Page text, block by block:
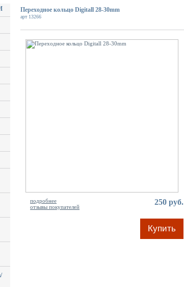
Переходное кольцо Digitall 28-30mm
арт 13266
подробнее
отзывы покупателей
250 руб.
Купить